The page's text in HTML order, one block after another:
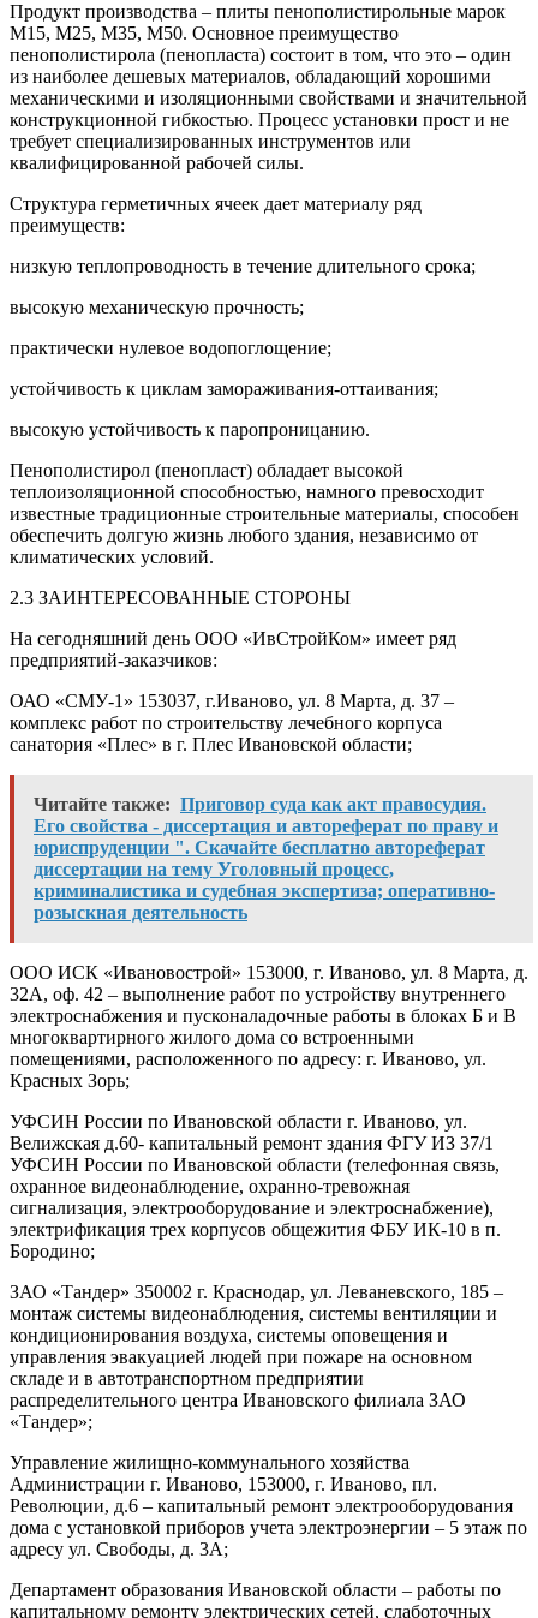
Продукт производства – плиты пенополистирольные марок
М15, М25, М35, М50. Основное преимущество
пенополистирола (пенопласта) состоит в том, что это – один
из наиболее дешевых материалов, обладающий хорошими
механическими и изоляционными свойствами и значительной
конструкционной гибкостью. Процесс установки прост и не
требует специализированных инструментов или
квалифицированной рабочей силы.
Структура герметичных ячеек дает материалу ряд
преимуществ:
низкую теплопроводность в течение длительного срока;
высокую механическую прочность;
практически нулевое водопоглощение;
устойчивость к циклам замораживания-оттаивания;
высокую устойчивость к паропроницанию.
Пенополистирол (пенопласт) обладает высокой
теплоизоляционной способностью, намного превосходит
известные традиционные строительные материалы, способен
обеспечить долгую жизнь любого здания, независимо от
климатических условий.
2.3 ЗАИНТЕРЕСОВАННЫЕ СТОРОНЫ
На сегодняшний день ООО «ИвСтройКом» имеет ряд
предприятий-заказчиков:
ОАО «СМУ-1» 153037, г.Иваново, ул. 8 Марта, д. 37 –
комплекс работ по строительству лечебного корпуса
санатория «Плес» в г. Плес Ивановской области;
Читайте также: Приговор суда как акт правосудия.
Его свойства - диссертация и автореферат по праву и
юриспруденции ". Скачайте бесплатно автореферат
диссертации на тему Уголовный процесс,
криминалистика и судебная экспертиза; оперативно-
розыскная деятельность
ООО ИСК «Ивановострой» 153000, г. Иваново, ул. 8 Марта, д.
32А, оф. 42 – выполнение работ по устройству внутреннего
электроснабжения и пусконаладочные работы в блоках Б и В
многоквартирного жилого дома со встроенными
помещениями, расположенного по адресу: г. Иваново, ул.
Красных Зорь;
УФСИН России по Ивановской области г. Иваново, ул.
Велижская д.60- капитальный ремонт здания ФГУ ИЗ 37/1
УФСИН России по Ивановской области (телефонная связь,
охранное видеонаблюдение, охранно-тревожная
сигнализация, электрооборудование и электроснабжение),
электрификация трех корпусов общежития ФБУ ИК-10 в п.
Бородино;
ЗАО «Тандер» 350002 г. Краснодар, ул. Леваневского, 185 –
монтаж системы видеонаблюдения, системы вентиляции и
кондиционирования воздуха, системы оповещения и
управления эвакуацией людей при пожаре на основном
складе и в автотранспортном предприятии
распределительного центра Ивановского филиала ЗАО
«Тандер»;
Управление жилищно-коммунального хозяйства
Администрации г. Иваново, 153000, г. Иваново, пл.
Революции, д.6 – капитальный ремонт электрооборудования
дома с установкой приборов учета электроэнергии – 5 этаж по
адресу ул. Свободы, д. 3А;
Департамент образования Ивановской области – работы по
капитальному ремонту электрических сетей, слаботочных